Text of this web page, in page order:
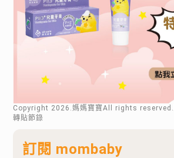
Copyright 2026 .媽媽寶寶All rights reserved.
轉貼節錄
訂閱 mombaby